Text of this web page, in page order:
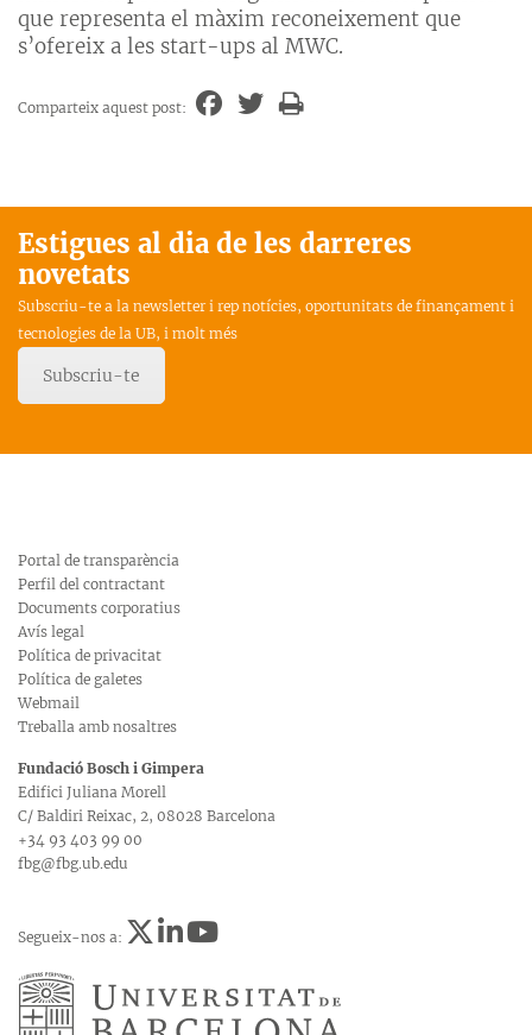
que representa el màxim reconeixement que
s’ofereix a les start-ups al MWC.
Comparteix aquest post:
Estigues al dia de les darreres
novetats
Subscriu-te a la newsletter i rep notícies, oportunitats de finançament i
tecnologies de la UB, i molt més
Subscriu-te
Portal de transparència
Perfil del contractant
Documents corporatius
Avís legal
Política de privacitat
Política de galetes
Webmail
Treballa amb nosaltres
Fundació Bosch i Gimpera
Edifici Juliana Morell
C/ Baldiri Reixac, 2, 08028 Barcelona
+34 93 403 99 00
fbg@fbg.ub.edu
Segueix-nos a: